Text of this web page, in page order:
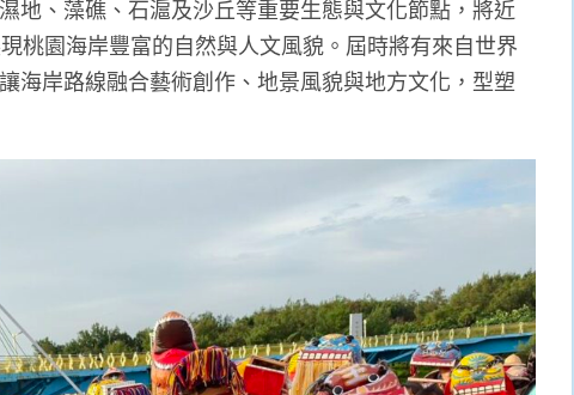
地、藻礁、石滬及沙丘等重要生態與文化節點，將近
桃園海岸豐富的自然與人文風貌。屆時將有來自世界
海岸路線融合藝術創作、地景風貌與地方文化，型塑